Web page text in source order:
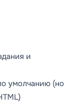
и
умолчанию (но